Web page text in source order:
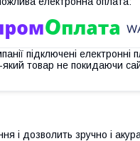
підключені
товар не покидаючи
дозволить зручно і